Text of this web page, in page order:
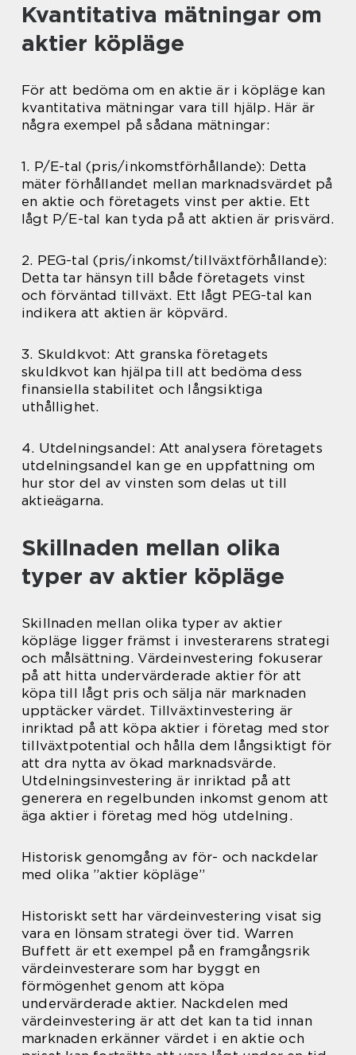
Kvantitativa mätningar om
aktier köpläge
För att bedöma om en aktie är i köpläge kan
kvantitativa mätningar vara till hjälp. Här är
några exempel på sådana mätningar:
1. P/E-tal (pris/inkomstförhållande): Detta
mäter förhållandet mellan marknadsvärdet på
en aktie och företagets vinst per aktie. Ett
lågt P/E-tal kan tyda på att aktien är prisvärd.
2. PEG-tal (pris/inkomst/tillväxtförhållande):
Detta tar hänsyn till både företagets vinst
och förväntad tillväxt. Ett lågt PEG-tal kan
indikera att aktien är köpvärd.
3. Skuldkvot: Att granska företagets
skuldkvot kan hjälpa till att bedöma dess
finansiella stabilitet och långsiktiga
uthållighet.
4. Utdelningsandel: Att analysera företagets
utdelningsandel kan ge en uppfattning om
hur stor del av vinsten som delas ut till
aktieägarna.
Skillnaden mellan olika
typer av aktier köpläge
Skillnaden mellan olika typer av aktier
köpläge ligger främst i investerarens strategi
och målsättning. Värdeinvestering fokuserar
på att hitta undervärderade aktier för att
köpa till lågt pris och sälja när marknaden
upptäcker värdet. Tillväxtinvestering är
inriktad på att köpa aktier i företag med stor
tillväxtpotential och hålla dem långsiktigt för
att dra nytta av ökad marknadsvärde.
Utdelningsinvestering är inriktad på att
generera en regelbunden inkomst genom att
äga aktier i företag med hög utdelning.
Historisk genomgång av för- och nackdelar
med olika ”aktier köpläge”
Historiskt sett har värdeinvestering visat sig
vara en lönsam strategi över tid. Warren
Buffett är ett exempel på en framgångsrik
värdeinvesterare som har byggt en
förmögenhet genom att köpa
undervärderade aktier. Nackdelen med
värdeinvestering är att det kan ta tid innan
marknaden erkänner värdet i en aktie och